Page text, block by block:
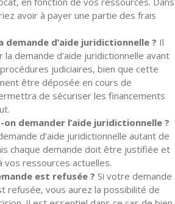
avoir à payer une partie des frais
d’aide juridictionnelle ? Il
demande d’aide juridictionnelle avant
judiciaires, bien que cette
être déposée en cours de
de sécuriser les financements
demander l’aide juridictionnelle ?
d’aide juridictionnelle autant de
chaque demande doit être justifiée et
ressources actuelles.
est refusée ? Si votre demande
refusée, vous aurez la possibilité de